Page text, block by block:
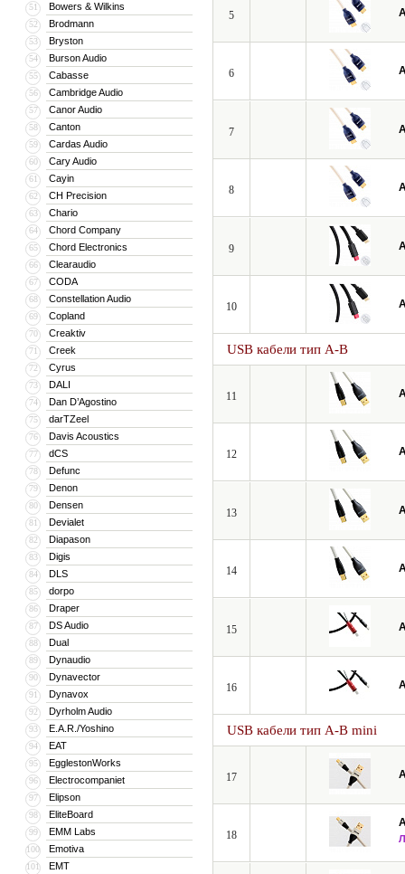
51 Bowers & Wilkins
52 Brodmann
53 Bryston
54 Burson Audio
55 Cabasse
56 Cambridge Audio
57 Canor Audio
58 Canton
59 Cardas Audio
60 Cary Audio
61 Cayin
62 CH Precision
63 Chario
64 Chord Company
65 Chord Electronics
66 Clearaudio
67 CODA
68 Constellation Audio
69 Copland
70 Creaktiv
71 Creek
72 Cyrus
73 DALI
74 Dan D’Agostino
75 darTZeel
76 Davis Acoustics
77 dCS
78 Defunc
79 Denon
80 Densen
81 Devialet
82 Diapason
83 Digis
84 DLS
85 dorpo
86 Draper
87 DS Audio
88 Dual
89 Dynaudio
90 Dynavector
91 Dynavox
92 Dyrholm Audio
93 E.A.R./Yoshino
94 EAT
95 EgglestonWorks
96 Electrocompaniet
97 Elipson
98 EliteBoard
99 EMM Labs
100 Emotiva
101 EMT
5
6
7
8
9
10
USB кабели тип A-B
11
12
13
14
15
16
USB кабели тип A-B mini
17
18